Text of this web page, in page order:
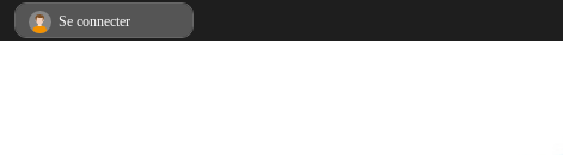
Se connecter
Panneau de gestion des cookies